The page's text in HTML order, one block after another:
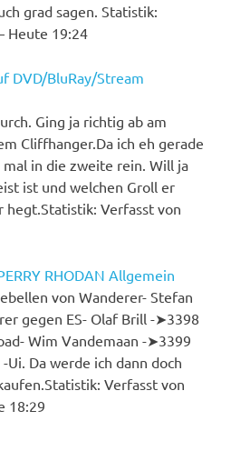
grad sagen. Statistik:
Heute 19:24
DVD/BluRay/Stream
Ging ja richtig ab am
Cliffhanger.Da ich eh gerade
mal in die zweite rein. Will ja
ist und welchen Groll er
hegt.Statistik: Verfasst von
RHODAN Allgemein
von Wanderer- Stefan
gegen ES- Olaf Brill -➤︎3398
Wim Vandemaan -➤︎3399
Ui. Da werde ich dann doch
Verfasst von
18:29